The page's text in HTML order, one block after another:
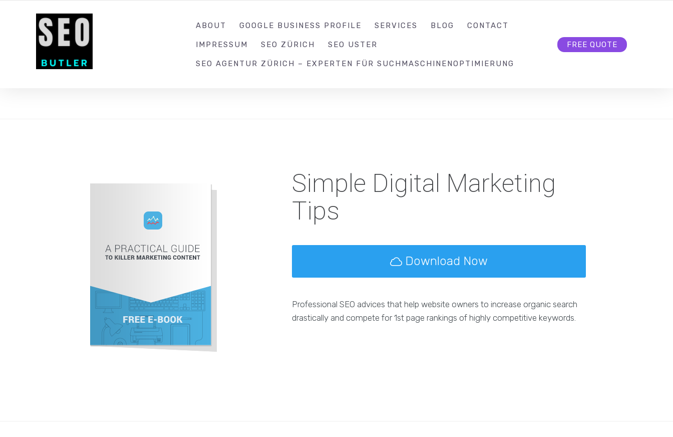
ABOUT GOOGLE BUSINESS PROFILE SERVICES BLOG CONTACT
IMPRESSUM SEO ZÜRICH SEO USTER
SEO AGENTUR ZÜRICH – EXPERTEN FÜR SUCHMASCHINENOPTIMIERUNG
FREE QUOTE
Simple Digital Marketing
Tips
Download Now
Professional SEO advices that help website owners to increase organic search
drastically and compete for 1st page rankings of highly competitive keywords.